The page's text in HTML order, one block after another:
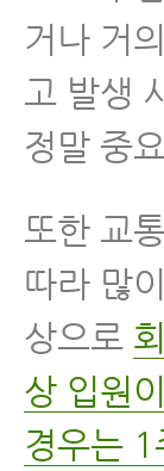
거나 거
고 발생
정말 중
또한 교
따라 많
상으로
상 입원
경우는